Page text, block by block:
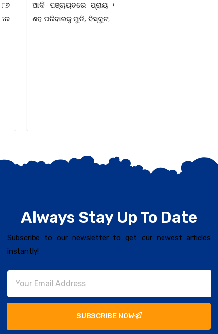
ଆଦି ପଞ୍ଚାୟତରେ ପ୍ରାୟ ୧୫
ଶହ ପରିବାରକୁ ମୁଡି, ବିସ୍କୁଟ,
Always Stay Up To Date
Subscribe to our newsletter to get our newest articles
instantly!
SUBSCRIBE NOW